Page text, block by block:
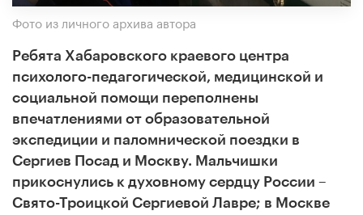
Фото из личного архива автора
Ребята Хабаровского краевого центра
психолого-педагогической, медицинской и
социальной помощи переполнены
впечатлениями от образовательной
экспедиции и паломнической поездки в
Сергиев Посад и Москву. Мальчишки
прикоснулись к духовному сердцу России –
Свято-Троицкой Сергиевой Лавре; в Москве